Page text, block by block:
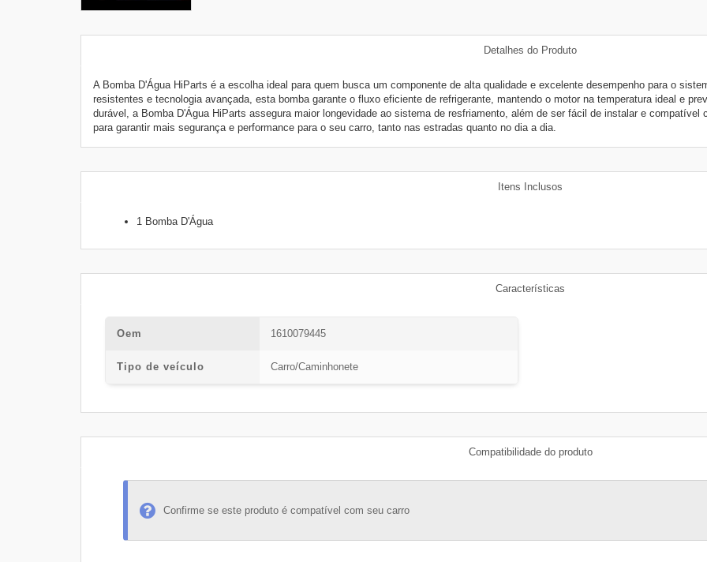
Detalhes do Produto
A Bomba D'Água HiParts é a escolha ideal para quem busca um componente de alta qualidade e excelente desempenho para o
resistentes e tecnologia avançada, esta bomba garante o fluxo eficiente de refrigerante, mantendo o motor na temperatura ideal e
durável, a Bomba D'Água HiParts assegura maior longevidade ao sistema de resfriamento, além de ser fácil de instalar e
para garantir mais segurança e performance para o seu carro, tanto nas estradas quanto no dia a dia.
Itens Inclusos
1 Bomba D'Água
Características
Oem 1610079445
Tipo de veículo Carro/Caminhonete
Compatibilidade do produto
Confirme se este produto é compatível com seu carro